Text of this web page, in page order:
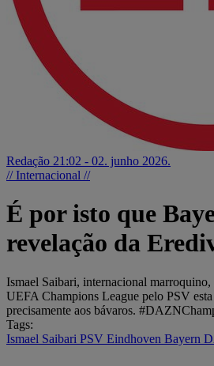
Redação 21:02 - 02. junho 2026.
// Internacional //
É por isto que
revelação da
Ismael Saibari, internacional marroquino,
UEFA Champions League pelo PSV
precisamente aos bávaros.
Tags:
Ismael Saibari PSV Eindhoven Bayern